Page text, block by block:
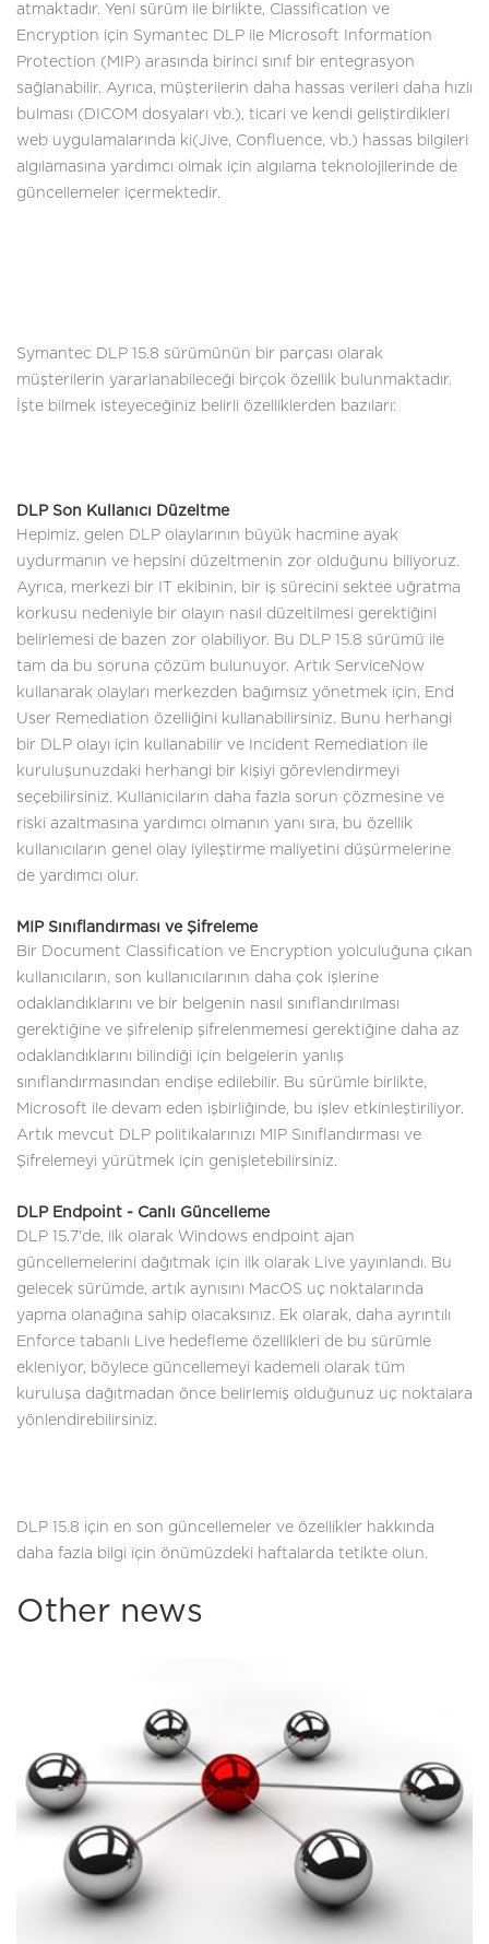
atmaktadır. Yeni sürüm ile birlikte, Classification ve
Encryption için Symantec DLP ile Microsoft Information
Protection (MIP) arasında birinci sınıf bir entegrasyon
sağlanabilir. Ayrıca, müşterilerin daha hassas verileri daha hızlı
bulması (DICOM dosyaları vb.), ticari ve kendi geliştirdikleri
web uygulamalarında ki(Jive, Confluence, vb.) hassas bilgileri
algılamasına yardımcı olmak için algılama teknolojilerinde de
güncellemeler içermektedir.
Symantec DLP 15.8 sürümünün bir parçası olarak
müşterilerin yararlanabileceği birçok özellik bulunmaktadır.
İşte bilmek isteyeceğiniz belirli özelliklerden bazıları:
DLP Son Kullanıcı Düzeltme
Hepimiz, gelen DLP olaylarının büyük hacmine ayak
uydurmanın ve hepsini düzeltmenin zor olduğunu biliyoruz.
Ayrıca, merkezi bir IT ekibinin, bir iş sürecini sektee uğratma
korkusu nedeniyle bir olayın nasıl düzeltilmesi gerektiğini
belirlemesi de bazen zor olabiliyor. Bu DLP 15.8 sürümü ile
tam da bu soruna çözüm bulunuyor. Artık ServiceNow
kullanarak olayları merkezden bağımsız yönetmek için, End
User Remediation özelliğini kullanabilirsiniz. Bunu herhangi
bir DLP olayı için kullanabilir ve Incident Remediation ile
kuruluşunuzdaki herhangi bir kişiyi görevlendirmeyi
seçebilirsiniz. Kullanıcıların daha fazla sorun çözmesine ve
riski azaltmasına yardımcı olmanın yanı sıra, bu özellik
kullanıcıların genel olay iyileştirme maliyetini düşürmelerine
de yardımcı olur.
MIP Sınıflandırması ve Şifreleme
Bir Document Classification ve Encryption yolculuğuna çıkan
kullanıcıların, son kullanıcılarının daha çok işlerine
odaklandıklarını ve bir belgenin nasıl sınıflandırılması
gerektiğine ve şifrelenip şifrelenmemesi gerektiğine daha az
odaklandıklarını bilindiği için belgelerin yanlış
sınıflandırmasından endişe edilebilir. Bu sürümle birlikte,
Microsoft ile devam eden işbirliğinde, bu işlev etkinleştiriliyor.
Artık mevcut DLP politikalarınızı MIP Sınıflandırması ve
Şifrelemeyi yürütmek için genişletebilirsiniz.
DLP Endpoint - Canlı Güncelleme
DLP 15.7'de, ilk olarak Windows endpoint ajan
güncellemelerini dağıtmak için ilk olarak Live yayınlandı. Bu
gelecek sürümde, artık aynısını MacOS uç noktalarında
yapma olanağına sahip olacaksınız. Ek olarak, daha ayrıntılı
Enforce tabanlı Live hedefleme özellikleri de bu sürümle
ekleniyor, böylece güncellemeyi kademeli olarak tüm
kuruluşa dağıtmadan önce belirlemiş olduğunuz uç noktalara
yönlendirebilirsiniz.
DLP 15.8 için en son güncellemeler ve özellikler hakkında
daha fazla bilgi için önümüzdeki haftalarda tetikte olun.
Other news